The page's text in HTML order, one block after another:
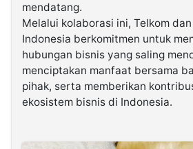
mendatang.
Melalui kolaborasi ini, Telkom
Indonesia berkomitmen untuk
hubungan bisnis yang saling
menciptakan manfaat bersama
pihak, serta memberikan
ekosistem bisnis di Indonesia.